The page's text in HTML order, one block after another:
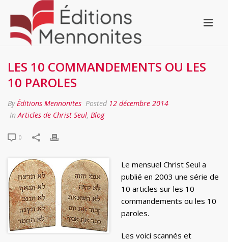
LES 10 COMMANDEMENTS OU LES
10 PAROLES
ByÉditions Mennonites Posted 12 décembre 2014
InArticles de Christ Seul, Blog
0
Le mensuel Christ Seul a
publié en 2003 une série de
10 articles sur les 10
commandements ou les 10
paroles.
Les voici scannés et